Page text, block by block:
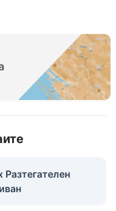
Разтегателен